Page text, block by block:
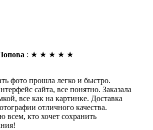
: ★ ★ ★ ★ ★
фото прошла легко и быстро.
сайта, все понятно. Заказала
все как на картинке. Доставка
отличного качества.
всем, кто хочет сохранить